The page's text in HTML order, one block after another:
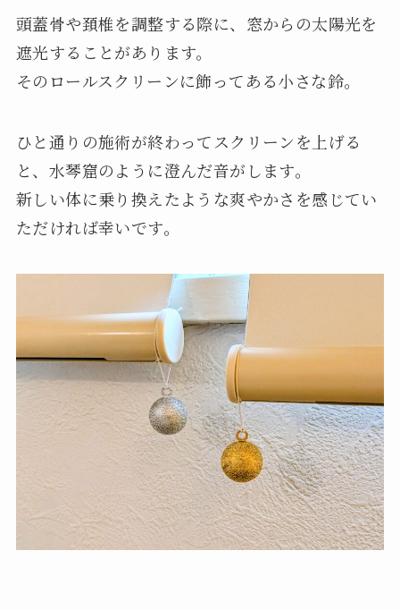
頭蓋骨や頚椎を調整する際に、窓からの太陽光を
遮光することがあります。
そのロールスクリーンに飾ってある小さな鈴。
ひと通りの施術が終わってスクリーンを上げる
と、水琴窟のように澄んだ音がします。
新しい体に乗り換えたような爽やかさを感じてい
ただければ幸いです。